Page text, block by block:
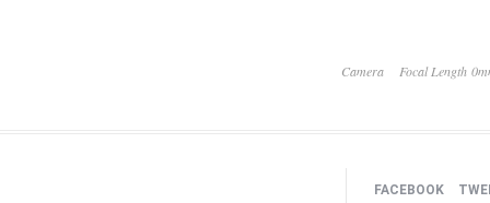
Camera Focal Length
FACEBOOK